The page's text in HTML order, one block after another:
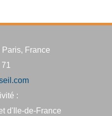
France
:
d'Ile-de-France